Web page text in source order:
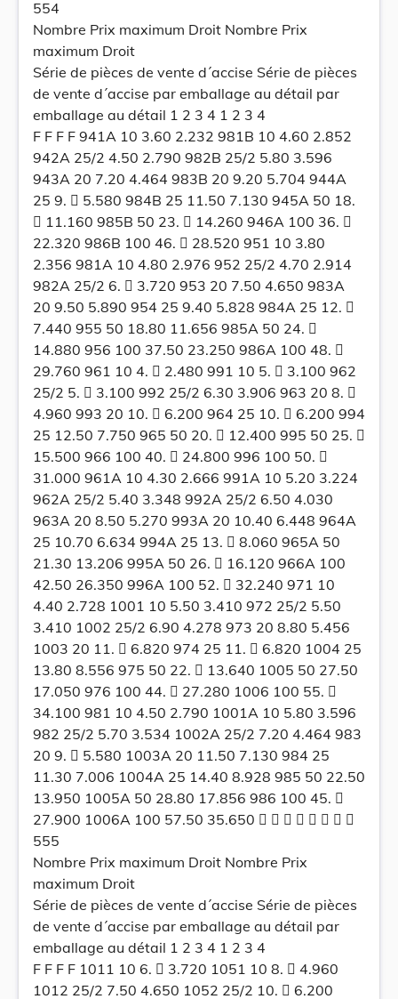
554
Nombre Prix maximum Droit Nombre Prix
maximum Droit
Série de pièces de vente d´accise Série de pièces
de vente d´accise par emballage au détail par
emballage au détail 1 2 3 4 1 2 3 4
F F F F 941A 10 3.60 2.232 981B 10 4.60 2.852
942A 25/2 4.50 2.790 982B 25/2 5.80 3.596
943A 20 7.20 4.464 983B 20 9.20 5.704 944A
25 9.  5.580 984B 25 11.50 7.130 945A 50 18.
 11.160 985B 50 23.  14.260 946A 100 36. 
22.320 986B 100 46.  28.520 951 10 3.80
2.356 981A 10 4.80 2.976 952 25/2 4.70 2.914
982A 25/2 6.  3.720 953 20 7.50 4.650 983A
20 9.50 5.890 954 25 9.40 5.828 984A 25 12. 
7.440 955 50 18.80 11.656 985A 50 24. 
14.880 956 100 37.50 23.250 986A 100 48. 
29.760 961 10 4.  2.480 991 10 5.  3.100 962
25/2 5.  3.100 992 25/2 6.30 3.906 963 20 8. 
4.960 993 20 10.  6.200 964 25 10.  6.200 994
25 12.50 7.750 965 50 20.  12.400 995 50 25. 
15.500 966 100 40.  24.800 996 100 50. 
31.000 961A 10 4.30 2.666 991A 10 5.20 3.224
962A 25/2 5.40 3.348 992A 25/2 6.50 4.030
963A 20 8.50 5.270 993A 20 10.40 6.448 964A
25 10.70 6.634 994A 25 13.  8.060 965A 50
21.30 13.206 995A 50 26.  16.120 966A 100
42.50 26.350 996A 100 52.  32.240 971 10
4.40 2.728 1001 10 5.50 3.410 972 25/2 5.50
3.410 1002 25/2 6.90 4.278 973 20 8.80 5.456
1003 20 11.  6.820 974 25 11.  6.820 1004 25
13.80 8.556 975 50 22.  13.640 1005 50 27.50
17.050 976 100 44.  27.280 1006 100 55. 
34.100 981 10 4.50 2.790 1001A 10 5.80 3.596
982 25/2 5.70 3.534 1002A 25/2 7.20 4.464 983
20 9.  5.580 1003A 20 11.50 7.130 984 25
11.30 7.006 1004A 25 14.40 8.928 985 50 22.50
13.950 1005A 50 28.80 17.856 986 100 45. 
27.900 1006A 100 57.50 35.650        
555
Nombre Prix maximum Droit Nombre Prix
maximum Droit
Série de pièces de vente d´accise Série de pièces
de vente d´accise par emballage au détail par
emballage au détail 1 2 3 4 1 2 3 4
F F F F 1011 10 6.  3.720 1051 10 8.  4.960
1012 25/2 7.50 4.650 1052 25/2 10.  6.200